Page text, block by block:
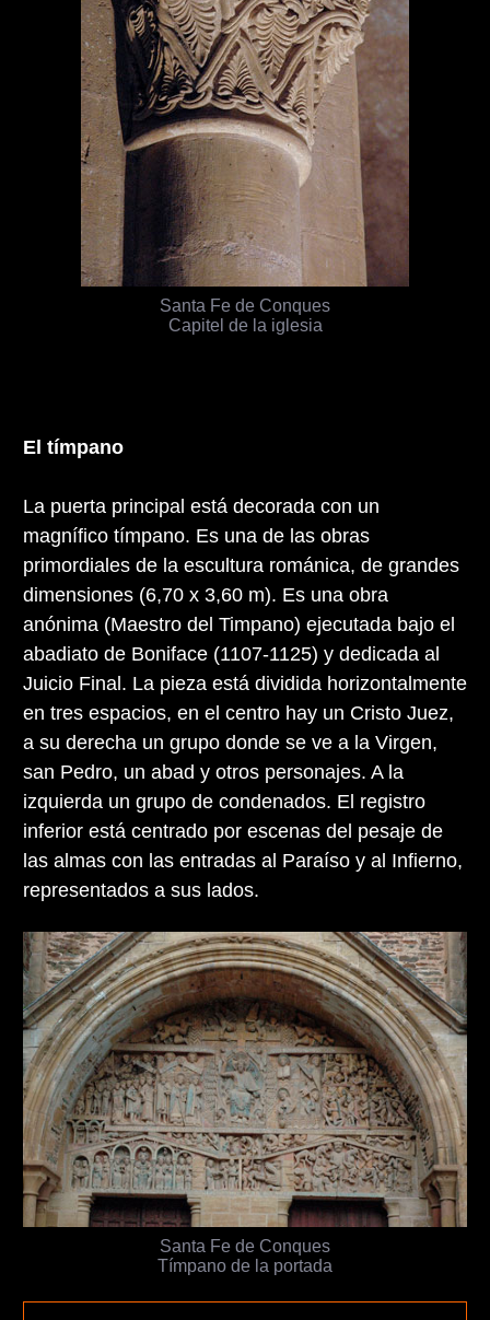
Santa Fe de Conques
Capitel de la iglesia
El tímpano
La puerta principal está decorada con un
magnífico tímpano. Es una de las obras
primordiales de la escultura románica, de grandes
dimensiones (6,70 x 3,60 m). Es una obra
anónima (Maestro del Timpano) ejecutada bajo el
abadiato de Boniface (1107-1125) y dedicada al
Juicio Final. La pieza está dividida horizontalmente
en tres espacios, en el centro hay un Cristo Juez,
a su derecha un grupo donde se ve a la Virgen,
san Pedro, un abad y otros personajes. A la
izquierda un grupo de condenados. El registro
inferior está centrado por escenas del pesaje de
las almas con las entradas al Paraíso y al Infierno,
representados a sus lados.
Santa Fe de Conques
Tímpano de la portada